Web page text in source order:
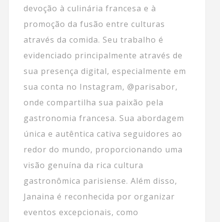
devoção à culinária francesa e à
promoção da fusão entre culturas
através da comida. Seu trabalho é
evidenciado principalmente através de
sua presença digital, especialmente em
sua conta no Instagram, @parisabor,
onde compartilha sua paixão pela
gastronomia francesa. Sua abordagem
única e autêntica cativa seguidores ao
redor do mundo, proporcionando uma
visão genuína da rica cultura
gastronômica parisiense. Além disso,
Janaina é reconhecida por organizar
eventos excepcionais, como